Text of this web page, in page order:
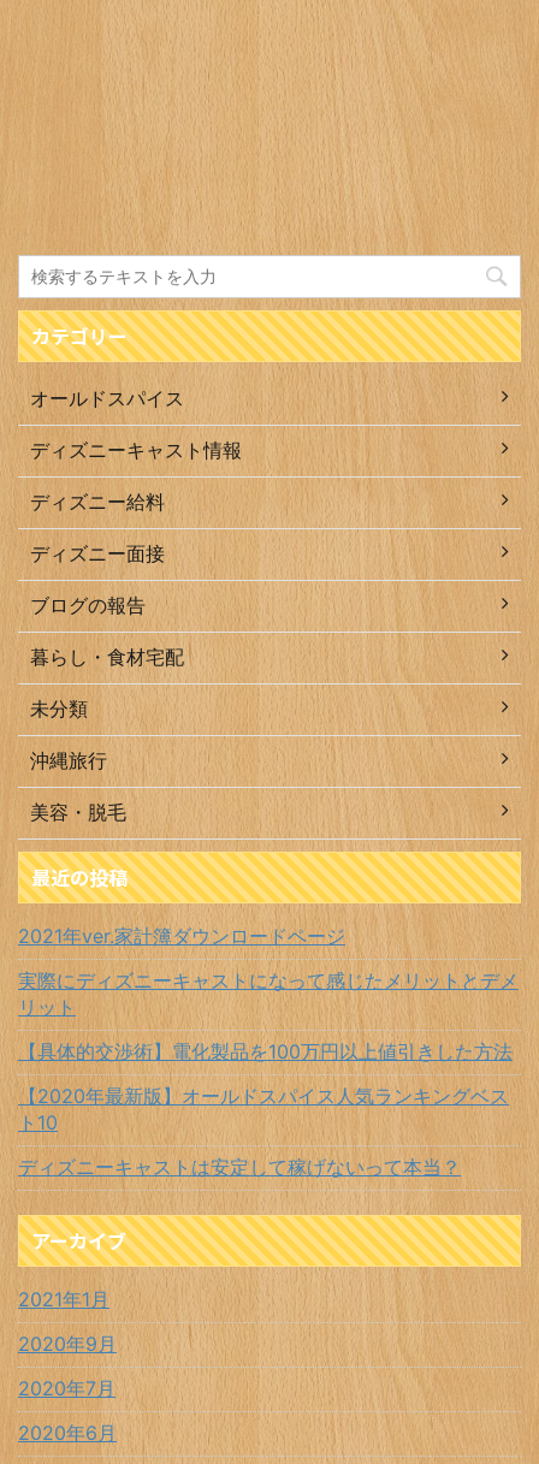
カテゴリー
オールドスパイス
ディズニーキャスト情報
ディズニー給料
ディズニー面接
ブログの報告
暮らし・食材宅配
未分類
沖縄旅行
美容・脱毛
最近の投稿
2021年ver.家計簿ダウンロードページ
実際にディズニーキャストになって感じたメリットとデメ
リット
【具体的交渉術】電化製品を100万円以上値引きした方法
【2020年最新版】オールドスパイス人気ランキングベス
ト10
ディズニーキャストは安定して稼げないって本当？
アーカイブ
2021年1月
2020年9月
2020年7月
2020年6月